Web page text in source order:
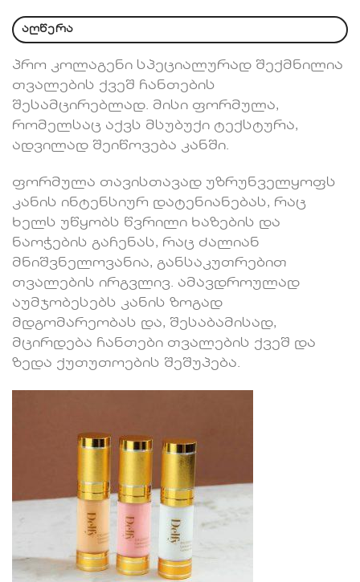
აღწერა
პრო კოლაგენი სპეციალურად შექმნილია
თვალების ქვეშ ჩანთების
შესამცირებლად. მისი ფორმულა,
რომელსაც აქვს მსუბუქი ტექსტურა,
ადვილად შეიწოვება კანში.
ფორმულა თავისთავად უზრუნველყოფს
კანის ინტენსიურ დატენიანებას, რაც
ხელს უწყობს წვრილი ხაზების და
ნაოჭების გაჩენას, რაც ძალიან
მნიშვნელოვანია, განსაკუთრებით
თვალების ირგვლივ. ამავდროულად
აუმჯობესებს კანის ზოგად
მდგომარეობას და, შესაბამისად,
მცირდება ჩანთები თვალების ქვეშ და
ზედა ქუთუთოების შეშუპება.